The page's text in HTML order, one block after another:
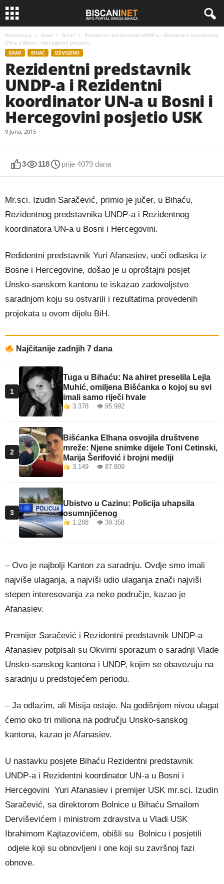
Naslovnica Grad Bihać
Rezidentni predstavnik UNDP-a i Rezidentni koordinator
UN-a u Bosni i Hercegovini posjetio...
GRAD BIHAĆ IZDVOJENO
Rezidentni predstavnik
UNDP-a i Rezidentni
koordinator UN-a u Bosni i
Hercegovini posjetio USK
9 Juna, 2015
3 118 prije 4079 dana
Mr.sci. Izudin Saračević, primio je jučer, u Bihaću,
Rezidentnog predstavnika UNDP-a i Rezidentnog
koordinatora UN-a u Bosni i Hercegovini.
Redidentni predstavnik Yuri Afanasiev, uoči odlaska iz
Bosne i Hercegovine, došao je u oproštajni posjet
Unsko-sanskom kantonu te iskazao zadovoljstvo
saradnjom koju su ostvarili i rezultatima provedenih
projekata u ovom dijelu BiH.
Najčitanije zadnjih 7 dana
1
Tuga u Bihaću: Na ahiret preselila Lejla
Muhić, omiljena Bišćanka o kojoj su svi
imali samo riječi hvale
3.378 👁 95.992
2
Bišćanka Elhana osvojila društvene
mreže: Njene snimke dijele Toni Cetinski,
Marija Šerifović i brojni mediji
3.149 👁 87.809
3
Ubistvo u Cazinu: Policija uhapsila
osumnjičenog
1.288 👁 39.358
– Ovo je najbolji Kanton za saradnju. Ovdje smo imali
najviše ulaganja, a najviši udio ulaganja znači najviši
stepen interesovanja za neko područje, kazao je
Afanasiev.
Premijer Saračević i Rezidentni predstavnik UNDP-a
Afanasiev potpisali su Okvirni sporazum o saradnji Vlade
Unsko-sanskog kantona i UNDP, kojim se obavezuju na
saradnju u predstojećem periodu.
– Ja odlazim, ali Misija ostaje. Na godišnjem nivou ulagat
ćemo oko tri miliona na području Unsko-sanskog
kantona, kazao je Afanasiev.
U nastavku posjete Bihaću Rezidentni predstavnik
UNDP-a i Rezidentni koordinator UN-a u Bosni i
Hercegovini Yuri Afanasiev i premijer USK mr.sci. Izudin
Saračević, sa direktorom Bolnice u Bihaću Smailom
Derviševićem i ministrom zdravstva u Vladi USK
Ibrahimom Kajtazovićem, obišli su Bolnicu i posjetili
odjele koji su obnovljeni i one koji su završnoj fazi
obnove.